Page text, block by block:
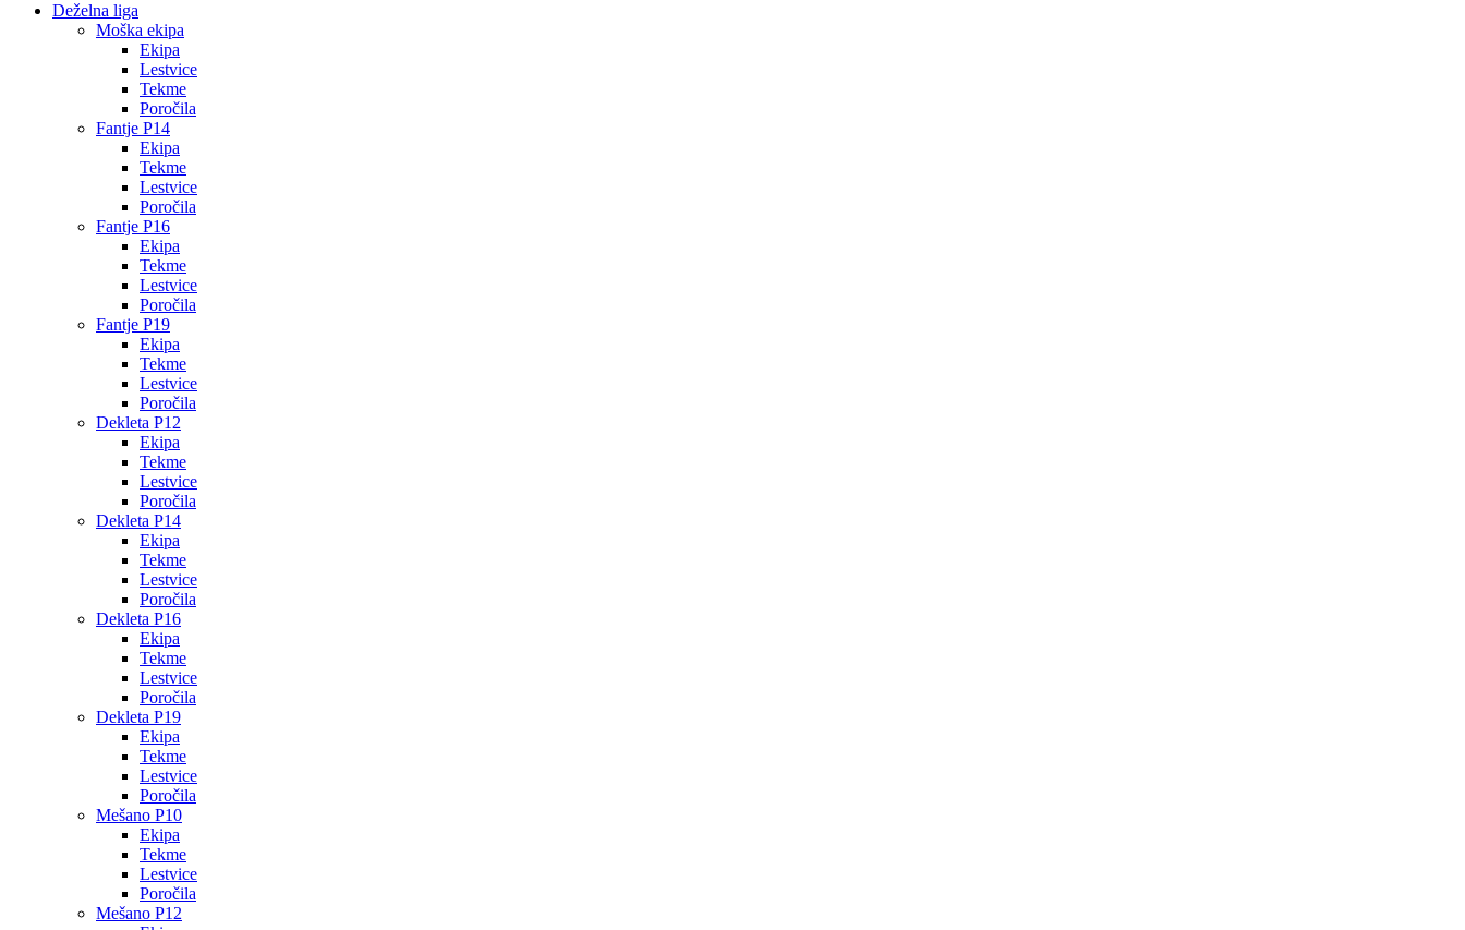
Deželna liga
Moška ekipa
Ekipa
Lestvice
Tekme
Poročila
Fantje P14
Ekipa
Tekme
Lestvice
Poročila
Fantje P16
Ekipa
Tekme
Lestvice
Poročila
Fantje P19
Ekipa
Tekme
Lestvice
Poročila
Dekleta P12
Ekipa
Tekme
Lestvice
Poročila
Dekleta P14
Ekipa
Tekme
Lestvice
Poročila
Dekleta P16
Ekipa
Tekme
Lestvice
Poročila
Dekleta P19
Ekipa
Tekme
Lestvice
Poročila
Mešano P10
Ekipa
Tekme
Lestvice
Poročila
Mešano P12